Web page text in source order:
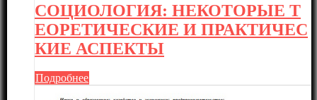
СОЦИОЛОГИЯ: НЕКОТОРЫЕ Т
ЕОРЕТИЧЕСКИЕ И ПРАКТИЧЕС
КИЕ АСПЕКТЫ
Подробнее